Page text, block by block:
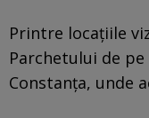
Printre locațiile
Parchetului de
Constanța, unde